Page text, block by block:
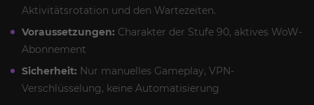
Aktivitätsrotation und den Wartezeiten.
Voraussetzungen: Charakter der Stufe 90, aktives WoW-
Abonnement
Sicherheit: Nur manuelles Gameplay, VPN-
Verschlüsselung, keine Automatisierung